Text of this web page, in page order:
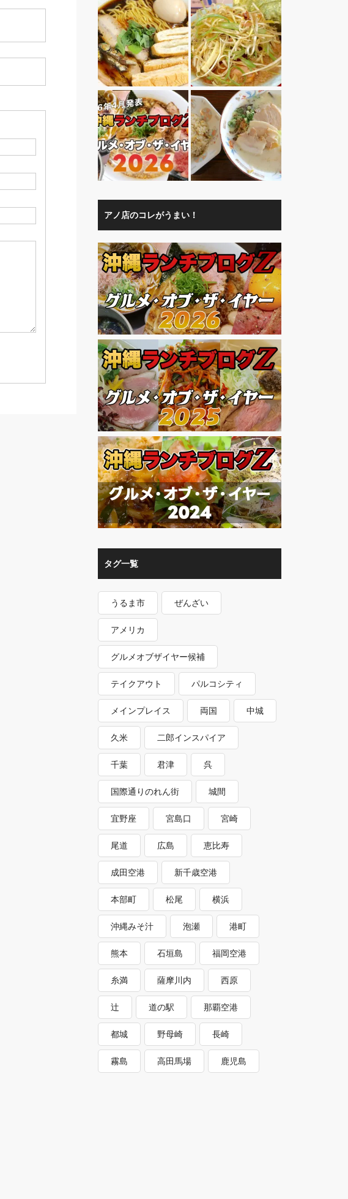
アノ店のコレがうまい！
タグ一覧
うるま市 ぜんざい
アメリカ
グルメオブザイヤー候補
テイクアウト パルコシティ
メインプレイス 両国 中城
久米 二郎インスパイア
千葉 君津 呉
国際通りのれん街 城間
宜野座 宮島口 宮崎
尾道 広島 恵比寿
成田空港 新千歳空港
本部町 松尾 横浜
沖縄みそ汁 泡瀬 港町
熊本 石垣島 福岡空港
糸満 薩摩川内 西原
辻 道の駅 那覇空港
都城 野母崎 長崎
霧島 高田馬場 鹿児島